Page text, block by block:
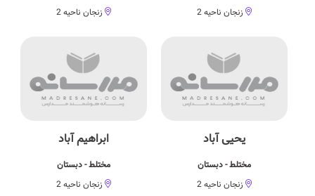
زنجان ناحیه 2
زنجان ناحیه 2
یحیی آباد
مختلط - دبستان
زنجان ناحیه 2
ابراهیم آباد
مختلط - دبستان
زنجان ناحیه 2